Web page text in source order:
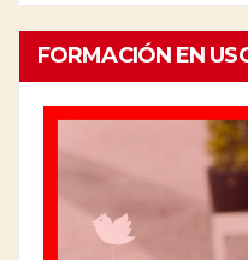
FORMACIÓN EN